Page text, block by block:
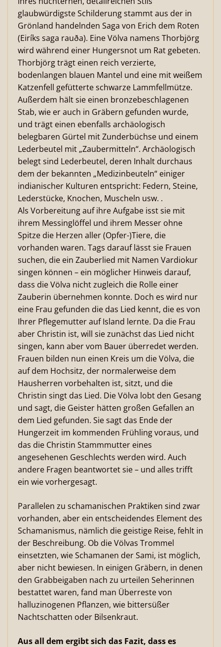
glaubwürdigste Schilderung stammt aus der in
Grönland handelnden Saga von Erich dem Roten
(Eiríks saga rauða). Eine Völva namens Thorbjörg
wird während einer Hungersnot um Rat gebeten.
Thorbjörg trägt einen reich verzierte,
bodenlangen blauen Mantel und eine mit weißem
Katzenfell gefütterte schwarze Lammfellmütze.
Außerdem hält sie einen bronzebeschlagenen
Stab, wie er auch in Gräbern gefunden wurde,
und trägt einen ebenfalls archäologisch
belegbaren Gürtel mit Zunderbüchse und einem
Lederbeutel mit „Zaubermitteln“. Archäologisch
belegt sind Lederbeutel, deren Inhalt durchaus
dem der bekannten „Medizinbeuteln“ einiger
indianischer Kulturen entspricht: Federn, Steine,
Lederstücke, Knochen, Muscheln usw. .
Als Vorbereitung auf ihre Aufgabe isst sie mit
ihrem Messinglöffel und ihrem Messer ohne
Spitze die Herzen aller (Opfer-)Tiere, die
vorhanden waren. Tags darauf lässt sie Frauen
suchen, die ein Zauberlied mit Namen Vardiokur
singen können – ein möglicher Hinweis darauf,
dass die Völva nicht zugleich die Rolle einer
Zauberin übernehmen konnte. Doch es wird nur
eine Frau gefunden die das Lied kennt, die es von
Ihrer Pflegemutter auf Island lernte. Da die Frau
aber Christin ist, will sie zunächst das Lied nicht
singen, kann aber vom Bauer überredet werden.
Frauen bilden nun einen Kreis um die Völva, die
auf dem Hochsitz, der normalerweise dem
Hausherren vorbehalten ist, sitzt, und die
Christin singt das Lied. Die Völva lobt den Gesang
und sagt, die Geister hätten großen Gefallen an
dem Lied gefunden. Sie sagt das Ende der
Hungerzeit im kommenden Frühling voraus, und
das die Christin Stammmutter eines
angesehenen Geschlechts werden wird. Auch
andere Fragen beantwortet sie – und alles trifft
ein wie vorhergesagt.
Parallelen zu schamanischen Praktiken sind zwar
vorhanden, aber ein entscheidendes Element des
Schamanismus, nämlich die geistige Reise, fehlt in
der Beschreibung. Ob die Völvas Trommel
einsetzten, wie Schamanen der Sami, ist möglich,
aber nicht bewiesen. In einigen Gräbern, in denen
den Grabbeigaben nach zu urteilen Seherinnen
bestattet waren, fand man Überreste von
halluzinogenen Pflanzen, wie bittersüßer
Nachtschatten oder Bilsenkraut.
Aus all dem ergibt sich das Fazit, dass es